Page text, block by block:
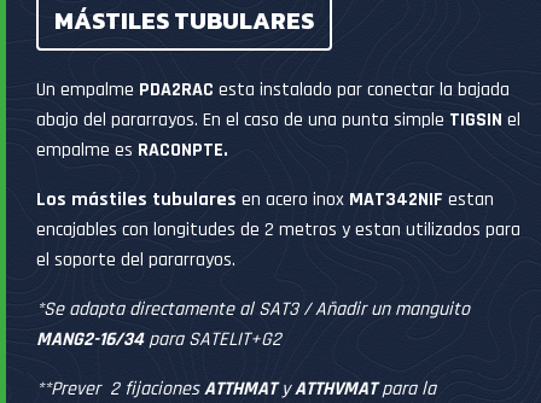
MÁSTILES TUBULARES
Un empalme PDA2RAC esta instalado par conectar la bajada
abajo del pararrayos. En el caso de una punta simple TIGSIN el
empalme es RACONPTE.
Los mástiles tubulares en acero inox MAT342NIF estan
encajables con longitudes de 2 metros y estan utilizados para
el soporte del pararrayos.
*Se adapta directamente al SAT3 / Añadir un manguito
MANG2-16/34para SATELIT+G2
**Prever 2 fijacionesATTHMATyATTHVMATpara la